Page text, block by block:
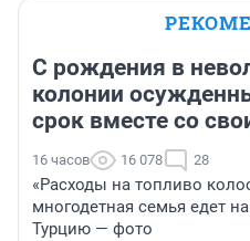
С рождения в
колонии
срок вместе со
16 часов 16 078 28
«Расходы на топливо
многодетная семья едет
Турцию — фото